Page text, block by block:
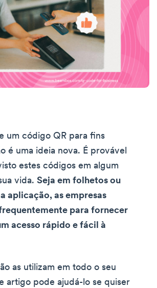
um código QR para fins
é uma ideia nova. É provável
estes códigos em algum
vida. Seja em folhetos ou
aplicação, as empresas
para fornecer
acesso rápido e fácil à
as utilizam em todo o seu
artigo pode ajudá-lo se quiser